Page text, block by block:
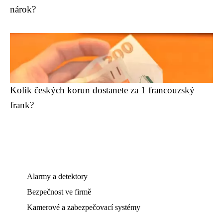
nárok?
Kolik českých korun dostanete za 1 francouzský
frank?
Alarmy a detektory
Bezpečnost ve firmě
Kamerové a zabezpečovací systémy